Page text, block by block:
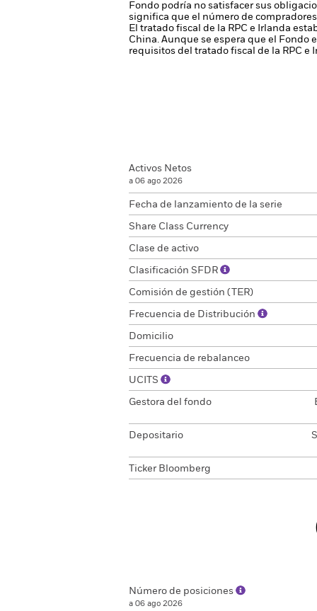
Fondo podría no satisfacer sus
significa que el número de
El tratado fiscal de la RPC e Irlanda
China. Aunque se espera que el Fondo
requisitos del tratado fiscal de la RPC e
Activos Netos
a 06 ago 2026
Fecha de lanzamiento de la serie
Share Class Currency
Clase de activo
Clasificación SFDR
Comisión de gestión (TER)
Frecuencia de Distribución
Domicilio
Frecuencia de rebalanceo
UCITS
Gestora del fondo
Depositario
Ticker Bloomberg
Número de posiciones
a 06 ago 2026